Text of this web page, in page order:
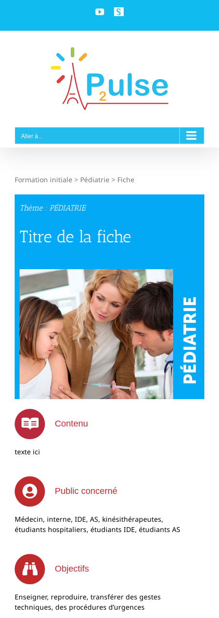
YouTube
Personnaliser
Aller à...
Formation initiale > Pédiatrie > Fiche
Thème : PÉDIATRIE
Titre de la fiche
Contenu
texte ici
Public concerné
Médecin, interne, IDE, AS, kinésithérapeutes,
étudiants hospitaliers, étudiants IDE, étudiants AS
Objectifs
Enseigner, reproduire, transférer des gestes
techniques, des procédures d’urgences